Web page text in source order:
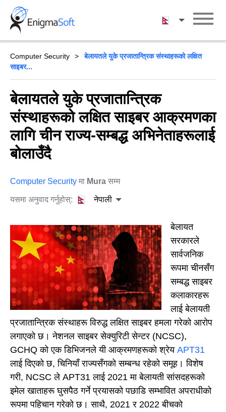
Skip
content
नेपाली
Computer Security
बेलायतले युके प्रजातान्त्रिक संस्थाहरूको लक्षित
साइबर...
बेलायतले युके प्रजातान्त्रिक
संस्थाहरूको लक्षित साइबर आक्रमणका
लागि चीन राज्य-सम्बद्ध अभिनेताहरूलाई
बोलाउँदै
Computer Security मा Mura सम्म
यसमा अनुवाद गर्नुहोस्: नेपाली
बेलायत
सरकारले
सार्वजनिक
रूपमा चीनसँग
सम्बद्ध साइबर
कलाकारहरू
लाई बेलायती
प्रजातान्त्रिक संस्थाहरू विरुद्ध लक्षित साइबर हमला गरेको आरोप
लगाएको छ। नेशनल साइबर सेक्युरिटी सेन्टर (NCSC),
GCHQ को एक डिभिजनले यी आक्रमणहरूको श्रेय APT31
लाई दिएको छ, चिनियाँ राज्यसँगको सम्बन्ध रहेको समूह। विशेष
गरी, NCSC ले APT31 लाई 2021 मा बेलायती सांसदहरूको
इमेल खाताहरू घुसपैठ गर्ने प्रयासको पछाडि सम्भावित अपराधीको
रूपमा पहिचान गरेको छ। साथै, 2021 र 2022 बीचको